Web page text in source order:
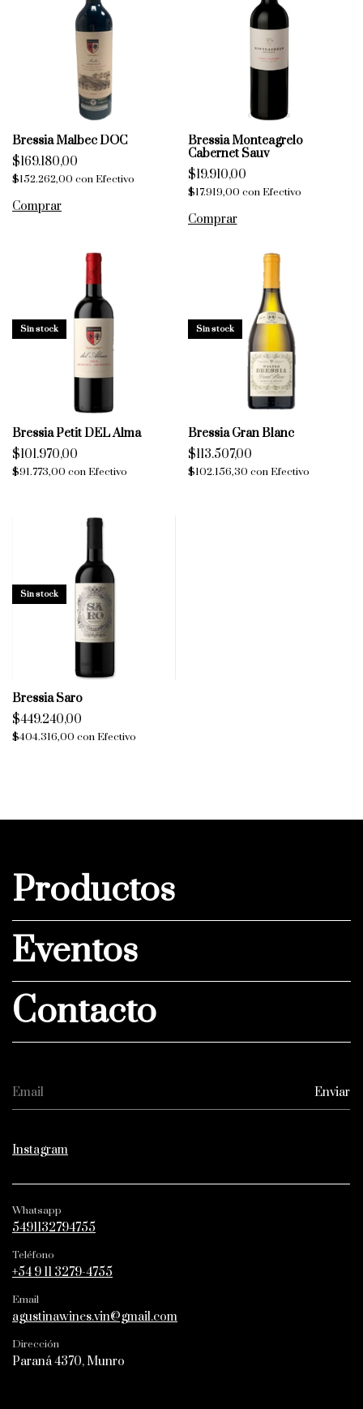
Bressia Malbec DOC
$169.180,00
$152.262,00 conEfectivo
Bressia Monteagrelo
Cabernet Sauv
$19.910,00
$17.919,00 con Efectivo
Sin stock
Bressia Petit DEL Alma
$101.970,00
$91.773,00 conEfectivo
Sin stock
Bressia Gran Blanc
$113.507,00
$102.156,30 con Efectivo
Sin stock
Bressia Saro
$449.240,00
$404.316,00 conEfectivo
Productos
Eventos
Contacto
Instagram
Whatsapp
5491132794755
Teléfono
+54 9 11 3279-4755
Email
agustinawines.vin@gmail.com
Dirección
Paraná 4370, Munro